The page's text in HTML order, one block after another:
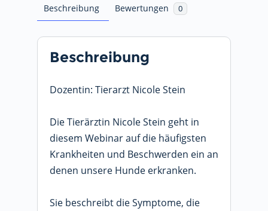
Beschreibung Bewertungen 0
Beschreibung
Dozentin: Tierarzt Nicole Stein
Die Tierärztin Nicole Stein geht in
diesem Webinar auf die häufigsten
Krankheiten und Beschwerden ein an
denen unsere Hunde erkranken.
Sie beschreibt die Symptome, die